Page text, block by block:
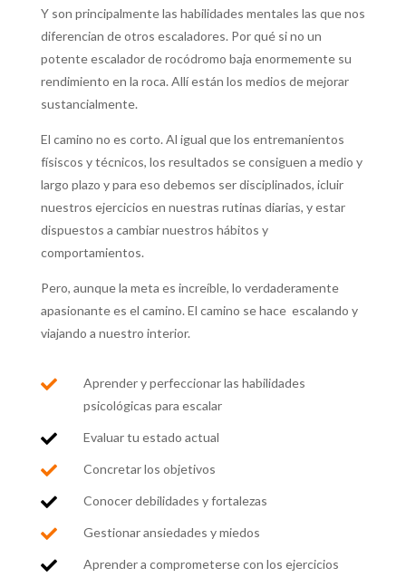
Y son principalmente las habilidades mentales las que nos
diferencian de otros escaladores. Por qué si no un
potente escalador de rocódromo baja enormemente su
rendimiento en la roca. Allí están los medios de mejorar
sustancialmente.
El camino no es corto. Al igual que los entremanientos
físiscos y técnicos, los resultados se consiguen a medio y
largo plazo y para eso debemos ser disciplinados, icluir
nuestros ejercicios en nuestras rutinas diarias, y estar
dispuestos a cambiar nuestros hábitos y
comportamientos.
Pero, aunque la meta es increíble, lo verdaderamente
apasionante es el camino. El camino se hace escalando y
viajando a nuestro interior.

Aprender y perfeccionar las habilidades
psicológicas para escalar
 Evaluar tu estado actual
 Concretar los objetivos
 Conocer debilidades y fortalezas
 Gestionar ansiedades y miedos
 Aprender a comprometerse con los ejercicios